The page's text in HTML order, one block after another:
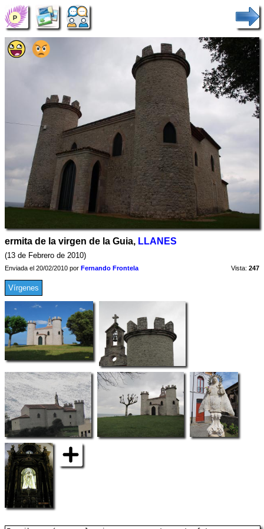
ermita de la virgen de la Guia, LLANES
(13 de Febrero de 2010)
Enviada el 20/02/2010 por Fernando Frontela Vista: 247
Vírgenes